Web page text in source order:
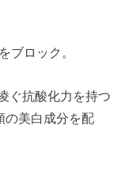
ブロック。
ぐ抗酸化力を持つ
の美白成分を配